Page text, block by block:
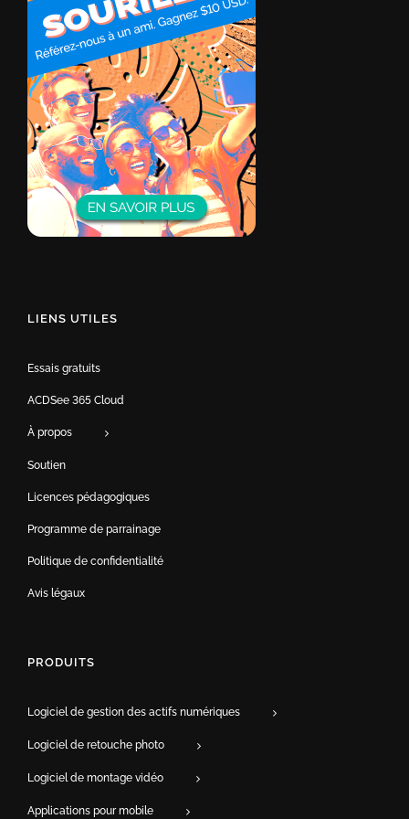
LIENS UTILES
Essais gratuits
ACDSee 365 Cloud
À propos
Soutien
Licences pédagogiques
Programme de parrainage
Politique de confidentialité
Avis légaux
PRODUITS
Logiciel de gestion des actifs numériques
Logiciel de retouche photo
Logiciel de montage vidéo
Applications pour mobile